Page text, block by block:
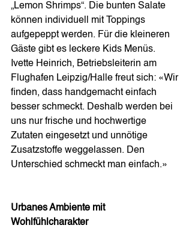
„Lemon Shrimps“. Die bunten Salate
können individuell mit Toppings
aufgepeppt werden. Für die kleineren
Gäste gibt es leckere Kids Menüs.
Ivette Heinrich, Betriebsleiterin am
Flughafen Leipzig/Halle freut sich: «Wir
finden, dass handgemacht einfach
besser schmeckt. Deshalb werden bei
uns nur frische und hochwertige
Zutaten eingesetzt und unnötige
Zusatzstoffe weggelassen. Den
Unterschied schmeckt man einfach.»
Urbanes Ambiente mit
Wohlfühlcharakter